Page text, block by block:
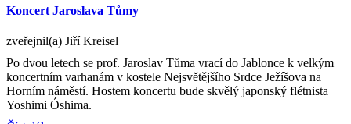
Koncert Jaroslava Tůmy
zveřejnil(a) Jiří Kreisel
Po dvou letech se prof. Jaroslav Tůma vrací do Jablonce k velkým
koncertním varhanám v kostele Nejsvětějšího Srdce Ježíšova na
Horním náměstí. Hostem koncertu bude skvělý japonský flétnista
Yoshimi Óshima.